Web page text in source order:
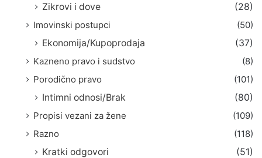
Zikrovi i dove
(28)
Imovinski postupci
(50)
Ekonomija/Kupoprodaja
(37)
Kazneno pravo i sudstvo
(8)
Porodično pravo
(101)
Intimni odnosi/Brak
(80)
Propisi vezani za žene
(109)
Razno
(118)
Kratki odgovori
(51)